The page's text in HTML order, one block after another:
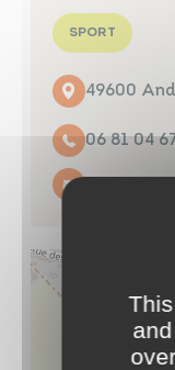
SPORT
49600
06 81 04